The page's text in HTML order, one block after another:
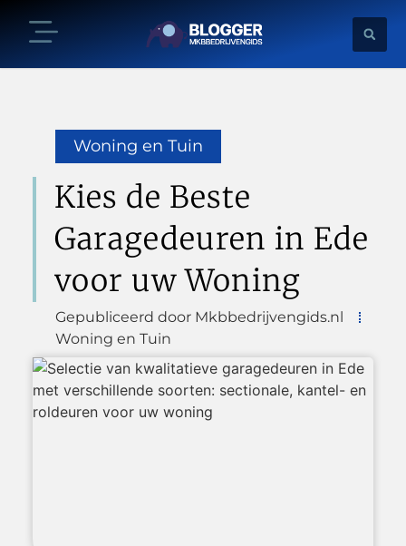
Woning en Tuin
Kies de Beste
Garagedeuren in Ede
voor uw Woning
Gepubliceerd door Mkbbedrijvengids.nl
Woning en Tuin